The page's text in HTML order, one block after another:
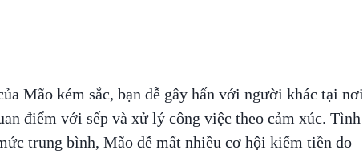
Mão kém sắc, bạn dễ gây hấn với người khác tại nơi
điểm với sếp và xử lý công việc theo cảm xúc. Tình
trung bình, Mão dễ mất nhiều cơ hội kiếm tiền do